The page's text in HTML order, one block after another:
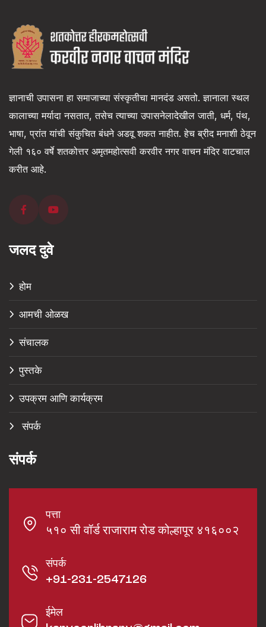
ज्ञानाची उपासना हा समाजाच्या संस्कृतीचा मानदंड असतो. ज्ञानाला स्थल
कालाच्या मर्यादा नसतात, तसेच त्याच्या उपासनेलादेखील जाती, धर्म, पंथ,
भाषा, प्रांत यांची संकुचित बंधने अडवू शकत नाहीत. हेच ब्रीद मनाशी ठेवून
गेली १६० वर्षे शतकोत्तर अमृतमहोत्सवी करवीर नगर वाचन मंदिर वाटचाल
करीत आहे.
जलद दुवे
होम
आमची ओळख
संचालक
पुस्तके
उपक्रम आणि कार्यक्रम
संपर्क
संपर्क
पत्ता
५१० सी वॉर्ड राजाराम रोड कोल्हापूर ४१६००२
संपर्क
+91-231-2547126
ईमेल